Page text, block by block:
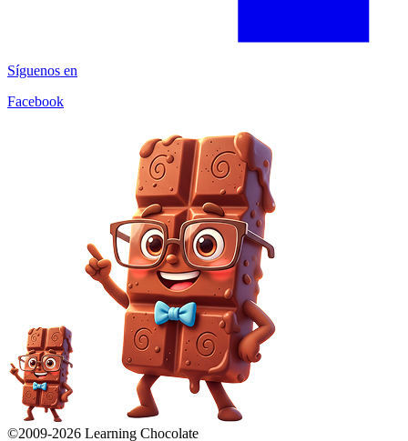
Síguenos en
Facebook
©2009-2026 Learning Chocolate